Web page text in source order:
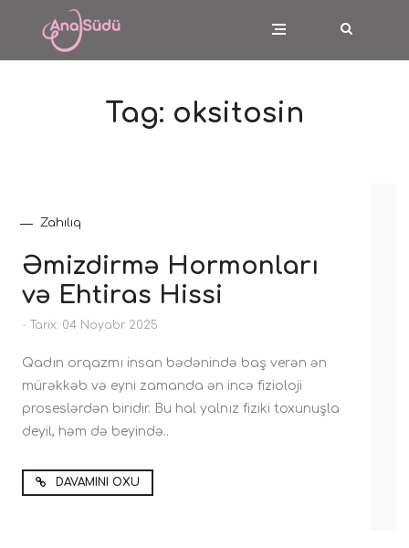
Tag: oksitosin
Zahılıq
Əmizdirmə Hormonları
və Ehtiras Hissi
- Tarix: 04 Noyabr 2025
Qadın orqazmı insan bədənində baş verən ən
mürəkkəb və eyni zamanda ən incə fizioloji
proseslərdən biridir. Bu hal yalnız fiziki toxunuşla
deyil, həm də beyində..
DAVAMINI OXU